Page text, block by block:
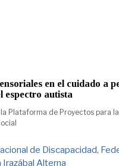
en el cuidado a
espectro autista
Plataforma de Proyectos para